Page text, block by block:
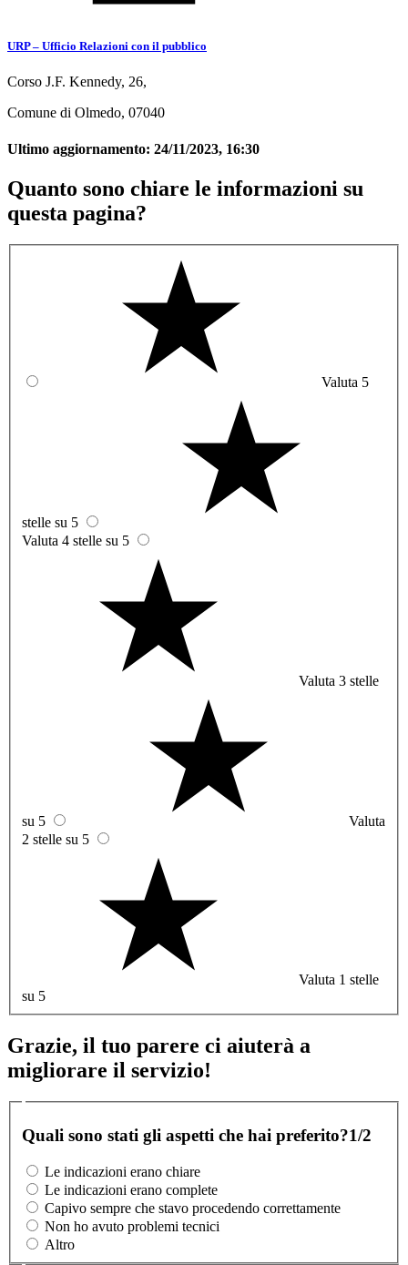
URP – Ufficio Relazioni con il pubblico
Corso J.F. Kennedy, 26,
Comune di Olmedo, 07040
Ultimo aggiornamento: 24/11/2023, 16:30
Quanto sono chiare le informazioni su
questa pagina?
Valuta 5
stelle su 5
Valuta 4 stelle su 5
Valuta 3 stelle
su 5
Valuta
2 stelle su 5
Valuta 1 stelle
su 5
Grazie, il tuo parere ci aiuterà a
migliorare il servizio!
Quali sono stati gli aspetti che hai preferito?1/2
Le indicazioni erano chiare
Le indicazioni erano complete
Capivo sempre che stavo procedendo correttamente
Non ho avuto problemi tecnici
Altro